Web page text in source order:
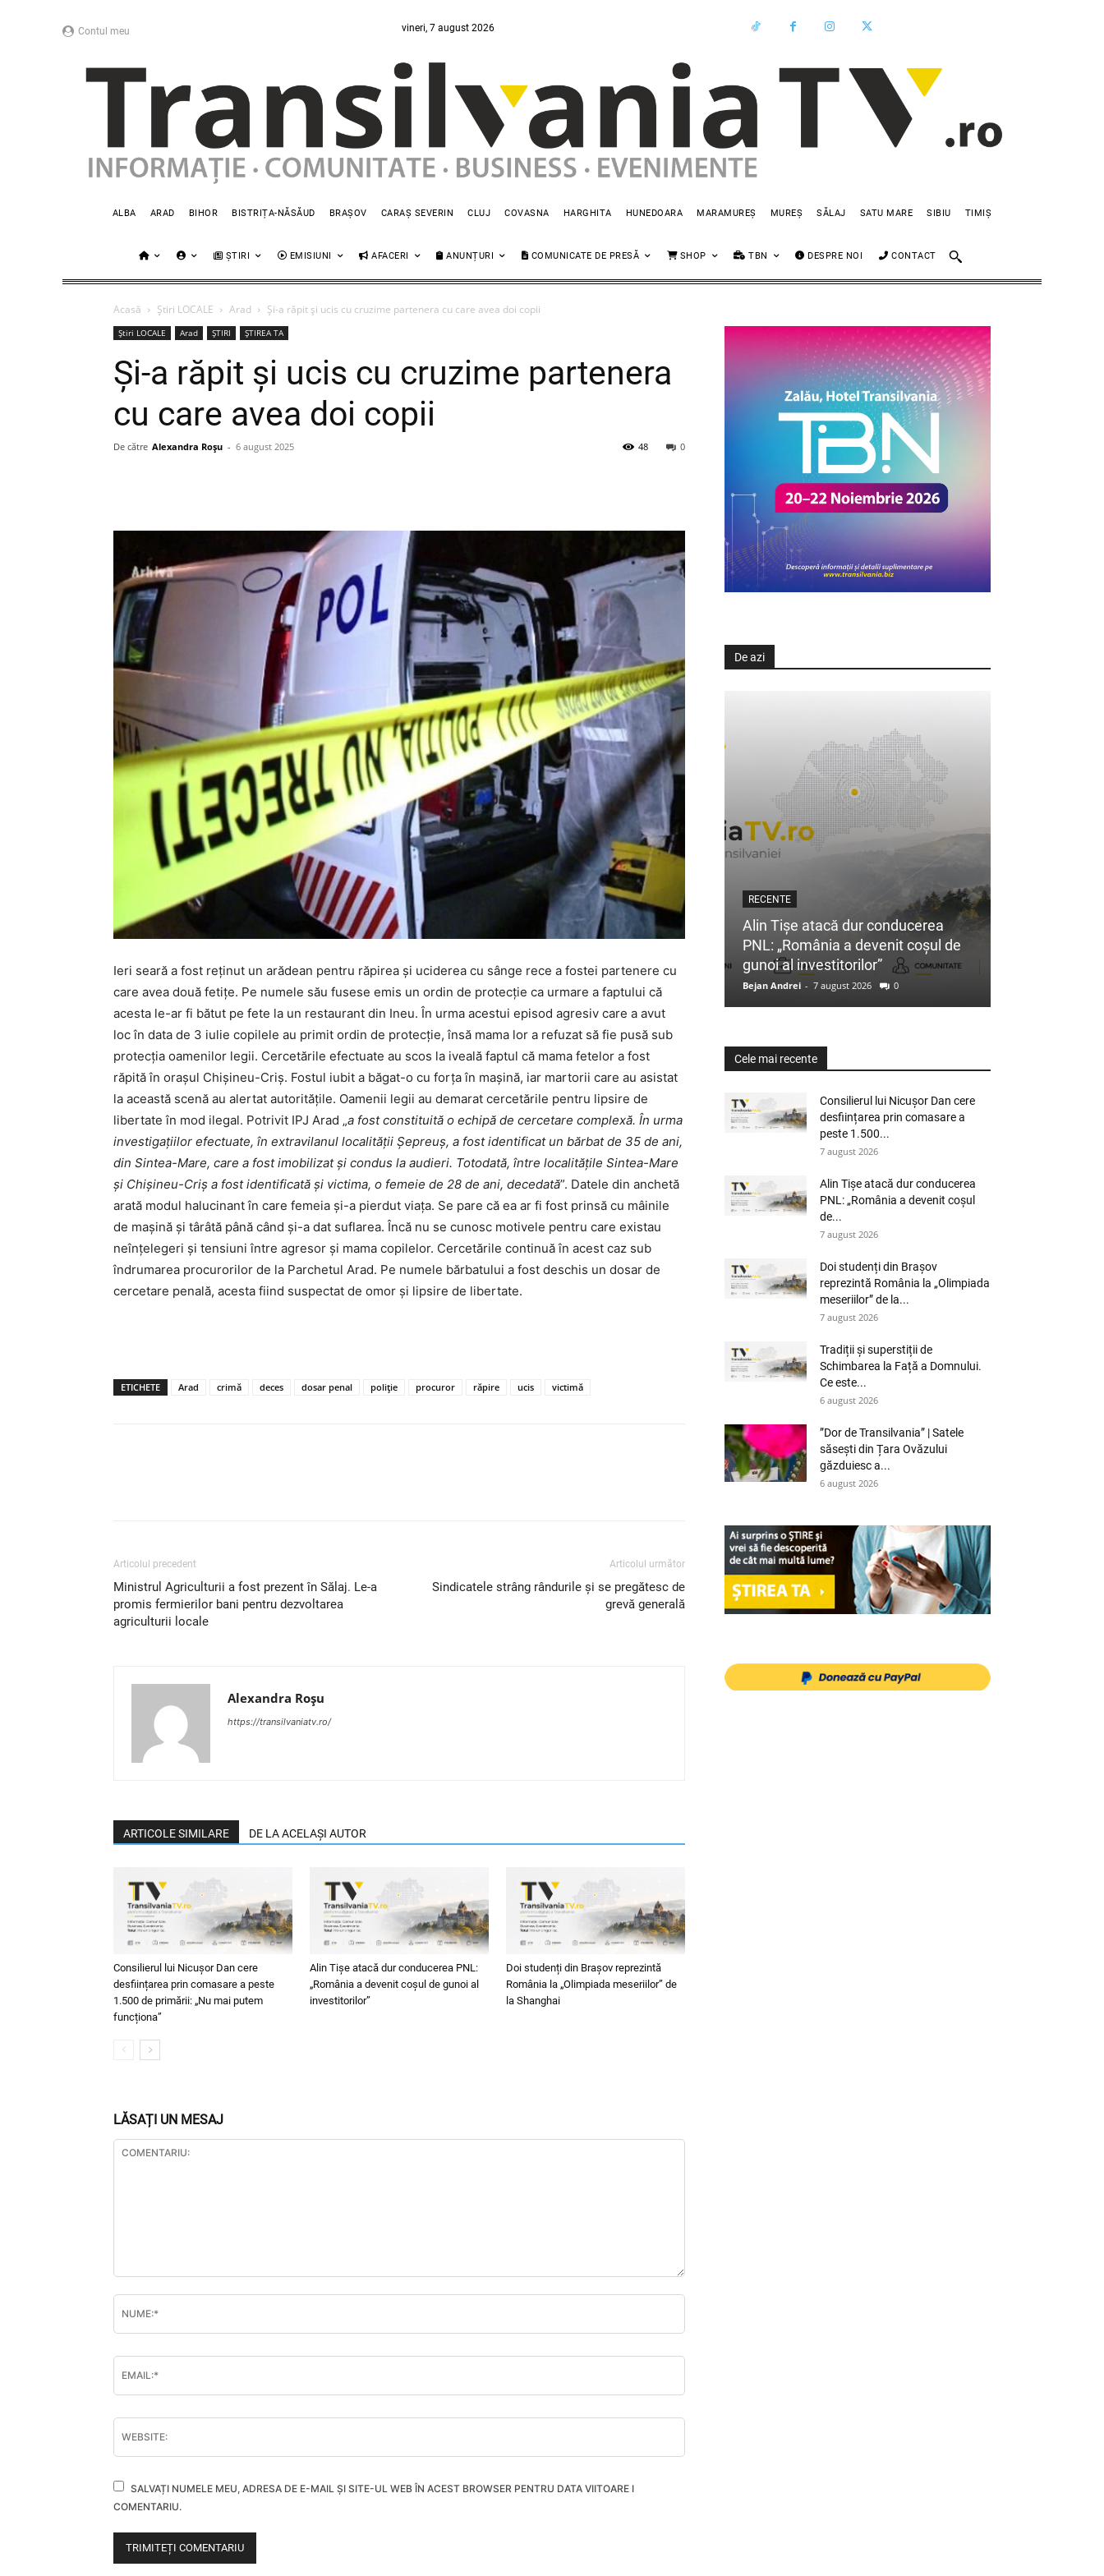
Contul meu vineri, 7 august 2026
ALBA ARAD BIHOR BISTRIȚA-NĂSĂUD BRAȘOV CARAȘ SEVERIN CLUJ COVASNA HARGHITA HUNEDOARA MARAMUREȘ MUREȘ SĂLAJ SATU MARE SIBIU TIMIȘ
ȘTIRI EMISIUNI AFACERI ANUNȚURI COMUNICATE DE PRESĂ SHOP TBN DESPRE NOI CONTACT
Acasă Știri LOCALE Arad Și-a răpit şi ucis cu cruzime partenera cu care avea doi copii
Știri LOCALE Arad ȘTIRI ȘTIREA TA
Și-a răpit şi ucis cu cruzime partenera
cu care avea doi copii
De către Alexandra Roșu - 6 august 2025 0
48
Ieri seară a fost reţinut un arădean pentru răpirea și uciderea cu sânge rece a fostei partenere cu
care avea două fetiţe. Pe numele său fusese emis un ordin de protecţie ca urmare a faptului că
acesta le-ar fi bătut pe fete la un restaurant din Ineu. În urma acestui episod agresiv care a avut
loc în data de 3 iulie copilele au primit ordin de protecţie, însă mama lor a refuzat să fie pusă sub
protecţia oamenilor legii. Cercetările efectuate au scos la iveală faptul că mama fetelor a fost
răpită în oraşul Chişineu-Criş. Fostul iubit a băgat-o cu forţa în maşină, iar martorii care au asistat
la această scenă au alertat autoritățile. Oamenii legii au demarat cercetările pentru lipsire de
libertate în mod ilegal. Potrivit IPJ Arad „a fost constituită o echipă de cercetare complexă. În urma
investigaţiilor efectuate, în extravilanul localităţii Şepreuş, a fost identificat un bărbat de 35 de ani,
din Sintea-Mare, care a fost imobilizat şi condus la audieri. Totodată, între localităţile Sintea-Mare
şi Chişineu-Criş a fost identificată şi victima, o femeie de 28 de ani, decedată”. Datele din anchetă
arată modul halucinant în care femeia și-a pierdut viața. Se pare că ea ar fi fost prinsă cu mâinile
de maşină şi târâtă până când și-a dat suflarea. Încă nu se cunosc motivele pentru care existau
neînțelegeri și tensiuni între agresor și mama copilelor. Cercetările continuă în acest caz sub
îndrumarea procurorilor de la Parchetul Arad. Pe numele bărbatului a fost deschis un dosar de
cercetare penală, acesta fiind suspectat de omor şi lipsire de libertate.
ETICHETE Arad crimă deces dosar penal poliție procuror răpire ucis victimă
Articolul precedent
Ministrul Agriculturii a fost prezent în Sălaj. Le-a
promis fermierilor bani pentru dezvoltarea
agriculturii locale
Articolul următor
Sindicatele strâng rândurile și se pregătesc de
grevă generală
Alexandra Roșu
https://transilvaniatv.ro/
ARTICOLE SIMILARE DE LA ACELAȘI AUTOR
Consilierul lui Nicușor Dan cere
desființarea prin comasare a peste
1.500 de primării: „Nu mai putem
funcționa”
Alin Tișe atacă dur conducerea PNL:
„România a devenit coșul de gunoi al
investitorilor”
Doi studenți din Brașov reprezintă
România la „Olimpiada meseriilor” de
la Shanghai
LĂSAȚI UN MESAJ
SALVAȚI NUMELE MEU, ADRESA DE E-MAIL ȘI SITE-UL WEB ÎN ACEST BROWSER PENTRU DATA VIITOARE I
COMENTARIU.
De azi
RECENTE
Alin Tișe atacă dur conducerea
PNL: „România a devenit coșul de
gunoi al investitorilor”
Bejan Andrei - 7 august 2026 0
Cele mai recente
Consilierul lui Nicușor Dan cere
desființarea prin comasare a
peste 1.500...
7 august 2026
Alin Tișe atacă dur conducerea
PNL: „România a devenit coșul
de...
7 august 2026
Doi studenți din Brașov
reprezintă România la „Olimpiada
meseriilor” de la...
7 august 2026
Tradiții și superstiții de
Schimbarea la Față a Domnului.
Ce este...
6 august 2026
”Dor de Transilvania” | Satele
săsești din Țara Ovăzului
găzduiesc a...
6 august 2026